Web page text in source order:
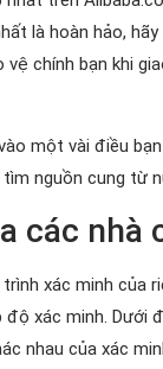
là hoàn hảo,
chính bạn khi
một vài điều
nguồn cung từ
các nhà
xác minh của
độ xác minh. Dưới
nhau của xác